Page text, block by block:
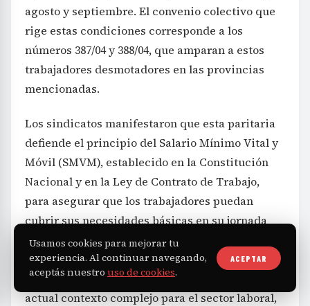
agosto y septiembre. El convenio colectivo que
rige estas condiciones corresponde a los
números 387/04 y 388/04, que amparan a estos
trabajadores desmotadores en las provincias
mencionadas.
Los sindicatos manifestaron que esta paritaria
defiende el principio del Salario Mínimo Vital y
Móvil (SMVM), establecido en la Constitución
Nacional y en la Ley de Contrato de Trabajo,
para asegurar que los trabajadores puedan
cubrir sus necesidades básicas en su jornada
laboral. Indicaron que la voluntad firme de los
trabajadores para mantener su reclamo fue
clave en la negociación, especialmente en el
actual contexto complejo para el sector laboral,
Usamos cookies para mejorar tu
experiencia. Al continuar navegando,
aceptás nuestro uso de cookies.
ACEPTAR